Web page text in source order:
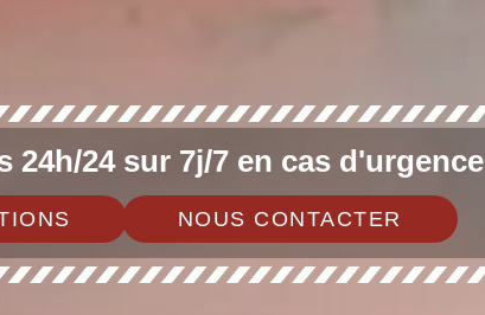
24h/24 sur 7j/7 en cas d'urgence
NOUS CONTACTER